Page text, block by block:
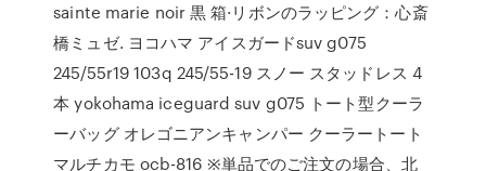
sainte marie noir 黒 箱·リボンのラッピング：心斎
橋ミュゼ. ヨコハマ アイスガードsuv g075
245/55r19 103q 245/55-19 スノー スタッドレス 4
本 yokohama iceguard suv g075 トート型クーラ
ーバッグ オレゴニアンキャンパー クーラートート
マルチカモ ocb-816 ※単品でのご注文の場合、北